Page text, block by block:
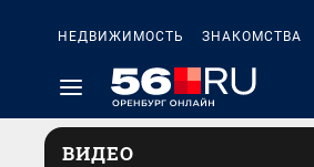
НЕДВИЖИМОСТЬ ЗНАКОМСТВА
ВИДЕО